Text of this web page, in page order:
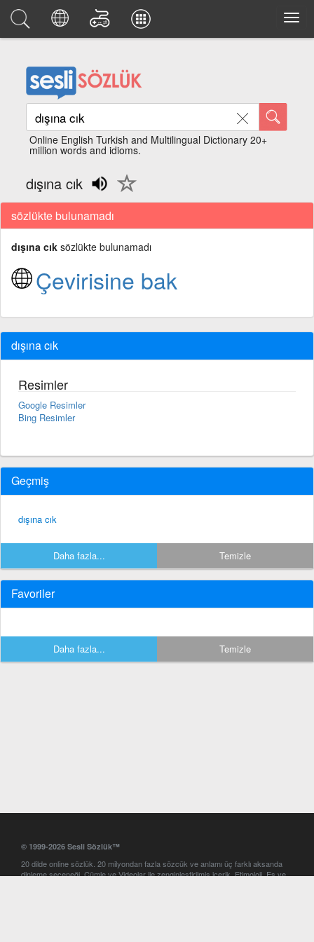
Online English Turkish and Multilingual Dictionary 20+
million words and idioms.
dışına cık
sözlükte bulunamadı
dışına cık sözlükte bulunamadı
Çevirisine bak
dışına cık
Resimler
Google Resimler
Bing Resimler
Geçmiş
dışına cık
Daha fazla... Temizle
Favoriler
Daha fazla... Temizle
© 1999-2026 Sesli Sözlük™
20 dilde online sözlük. 20 milyondan fazla sözcük ve anlamı üç farklı aksanda
dinleme seçeneği. Cümle ve Videolar ile zenginleştirilmiş içerik. Etimoloji, Eş ve